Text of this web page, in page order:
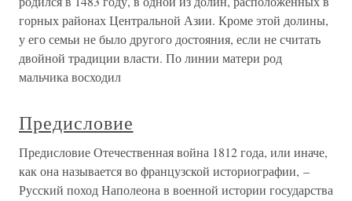
горных районах Центральной Азии. Кроме этой долины,
у его семьи не было другого достояния, если не считать
двойной традиции власти. По линии матери род
мальчика восходил
Предисловие
Предисловие Отечественная война 1812 года, или иначе,
как она называется во французской историографии, –
Русский поход Наполеона в военной истории государства